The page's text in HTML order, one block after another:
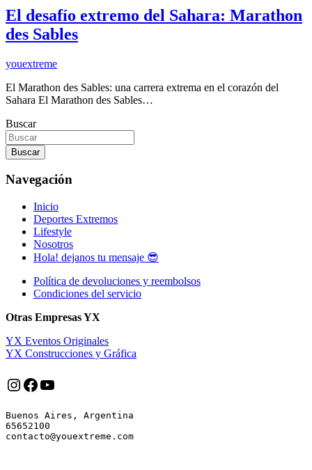
El desafío extremo del Sahara: Marathon
des Sables
youextreme
El Marathon des Sables: una carrera extrema en el corazón del
Sahara El Marathon des Sables…
Buscar
Buscar
Navegación
Inicio
Deportes Extremos
Lifestyle
Nosotros
Hola! dejanos tu mensaje 😎
Política de devoluciones y reembolsos
Condiciones del servicio
Otras Empresas YX
YX Eventos Originales
YX Construcciones y Gráfica
Instagram
Facebook
YouTube
Buenos Aires, Argentina
65652100